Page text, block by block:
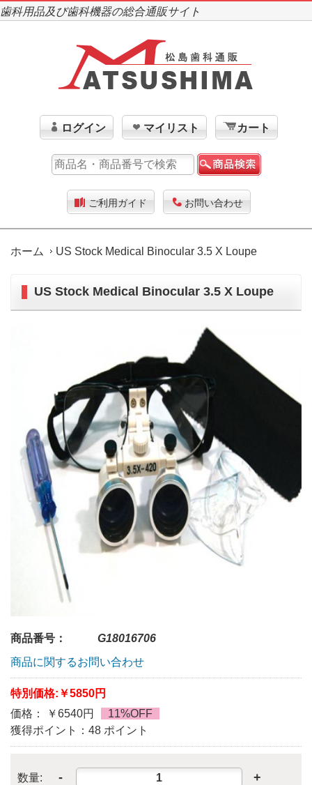
歯科用品及び歯科機器の総合通販サイト
ログイン マイリスト カート
ご利用ガイド お問い合わせ
ホーム US Stock Medical Binocular 3.5 X Loupe
US Stock Medical Binocular 3.5 X Loupe
商品番号：
G18016706
商品に関するお問い合わせ
特別価格: ￥5850円
価格： ￥6540円
11%OFF
獲得ポイント：48 ポイント
数量: - +